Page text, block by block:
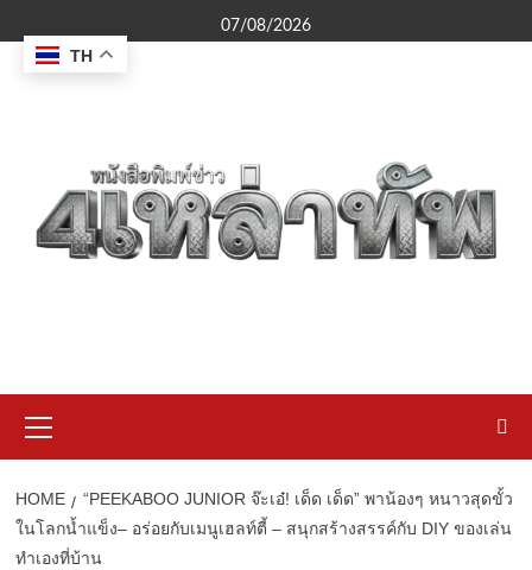
to
content
07/08/2026
Menu
HOME
“PEEKABOO JUNIOR จ๊ะเอ๋! เด็ด เด็ด” พาน้องๆ หนาวสุดขั้ว
ในโลกน้ำแข็ง– อร่อยกับเมนูเฮลท์ตี้ – สนุกสร้างสรรค์กับ DIY ของเล่น
ทำเองที่บ้าน
TH